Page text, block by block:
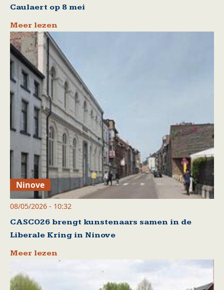
Caulaert op 8 mei
Meer lezen
Ninove
08/05/2026 - 10:32
CASCO26 brengt kunstenaars samen in de
Liberale Kring in Ninove
Meer lezen